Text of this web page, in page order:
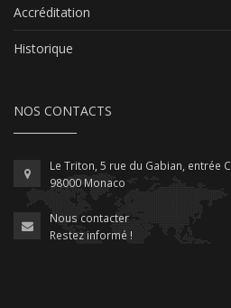
Accréditation
Historique
NOS CONTACTS
Le Triton, 5 rue du Gabian, entrée C
98000 Monaco
Nous contacter
Restez informé !